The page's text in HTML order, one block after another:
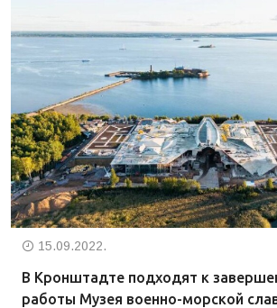
15.09.2022.
В Кронштадте подходят к
работы Музея военно-морской